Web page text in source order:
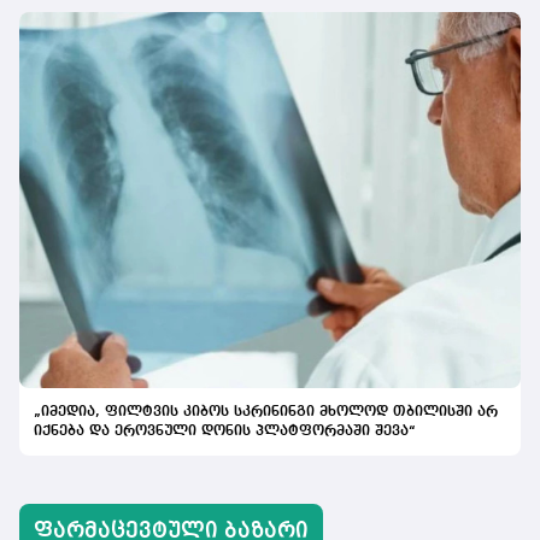
„იმედია, ფილტვის კიბოს სკრინინგი მხოლოდ თბილისში არ
იქნება და ეროვნული დონის პლატფორმაში შევა“
ᲤᲐᲠᲛᲐᲪᲔᲕᲢᲣᲚᲘ ᲑᲐᲖᲐᲠᲘ